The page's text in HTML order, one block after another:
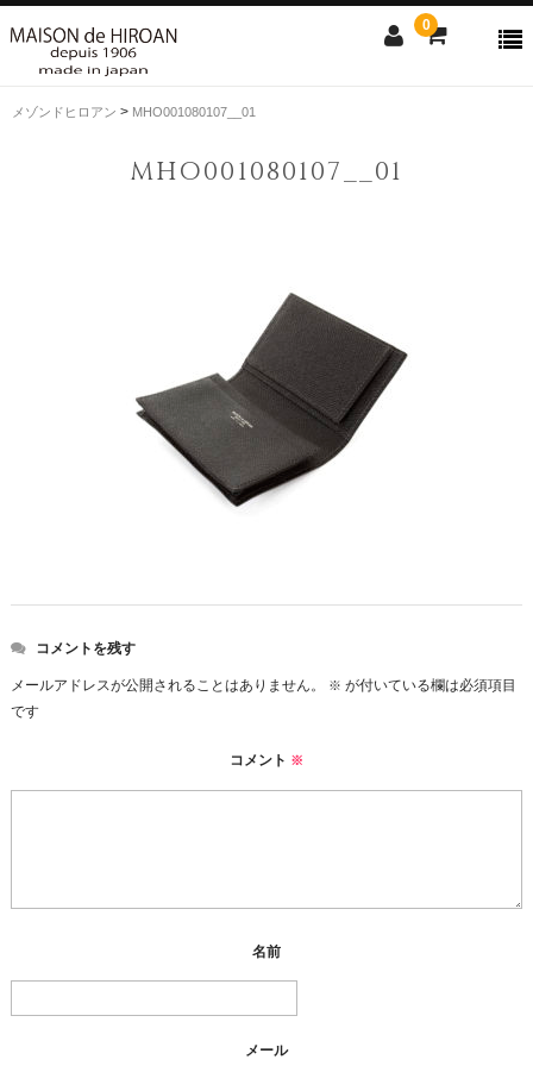
0
CLOSE
メゾンドヒロアン > MHO001080107__01
MHO001080107__01
コメントを残す
メールアドレスが公開されることはありません。 ※ が付いている欄は必須項目
です
コメント ※
名前
メール